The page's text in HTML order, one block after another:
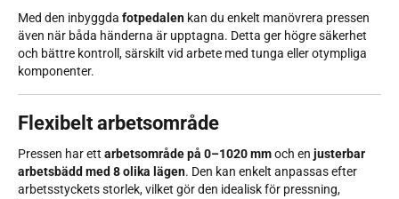
Med den inbyggda fotpedalen kan du enkelt manövrera pressen
även när båda händerna är upptagna. Detta ger högre säkerhet
och bättre kontroll, särskilt vid arbete med tunga eller otympliga
komponenter.
Flexibelt arbetsområde
Pressen har ett arbetsområde på 0–1020 mmoch en justerbar
arbetsbädd med 8 olika lägen. Den kan enkelt anpassas efter
arbetsstyckets storlek, vilket gör den idealisk för pressning,